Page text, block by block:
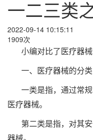
一二三类
2022-09-14 10:15:11
1909次
小编对比了医疗器
一、医疗器械的分类
一类是指，通过常
医疗器械。
第二类是指，对其
器械。